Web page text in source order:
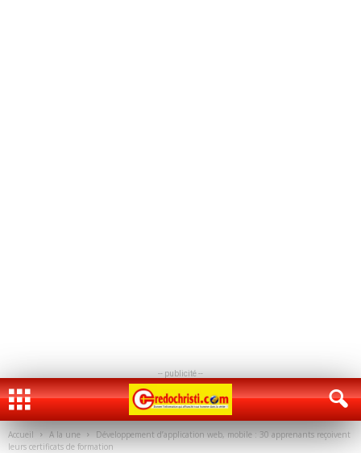
-- publicité --
Accueil A la une
Développement d’application web, mobile : 30 apprenants reçoivent
leurs certificats de formation